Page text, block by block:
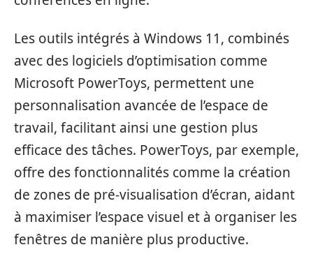
Les outils intégrés à Windows 11, combinés
avec des logiciels d’optimisation comme
Microsoft PowerToys, permettent une
personnalisation avancée de l’espace de
travail, facilitant ainsi une gestion plus
efficace des tâches. PowerToys, par exemple,
offre des fonctionnalités comme la création
de zones de pré-visualisation d’écran, aidant
à maximiser l’espace visuel et à organiser les
fenêtres de manière plus productive.